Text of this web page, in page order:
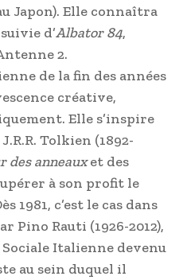
Japon). Elle connaîtra
d’Albator 84,
2.
de la fin des années
créative,
Elle s’inspire
Tolkien (1892-
des anneauxet des
à son profit le
1981, c’est le cas dans
Pino Rauti (1926-2012),
Italienne devenu
au sein duquel il